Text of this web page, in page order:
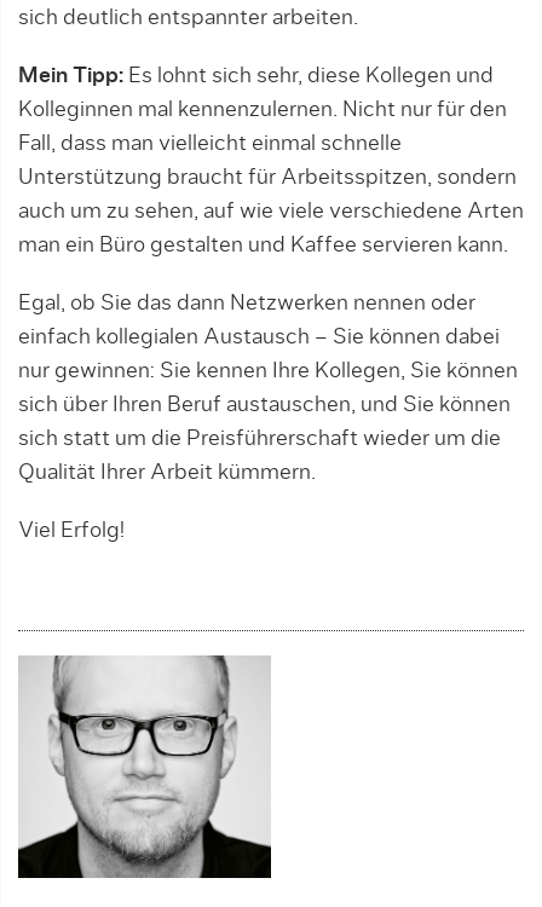
sich deutlich entspannter arbeiten.
Mein Tipp: Es lohnt sich sehr, diese Kollegen und
Kolleginnen mal kennenzulernen. Nicht nur für den
Fall, dass man vielleicht einmal schnelle
Unterstützung braucht für Arbeitsspitzen, sondern
auch um zu sehen, auf wie viele verschiedene Arten
man ein Büro gestal­ten und Kaffee servieren kann.
Egal, ob Sie das dann Netzwerken nennen oder
einfach kol­legialen Austausch – Sie können dabei
nur gewinnen: Sie kennen Ihre Kollegen, Sie können
sich über Ihren Beruf austauschen, und Sie können
sich statt um die Preisführerschaft wieder um die
Qualität Ihrer Arbeit küm­mern.
Viel Erfolg!